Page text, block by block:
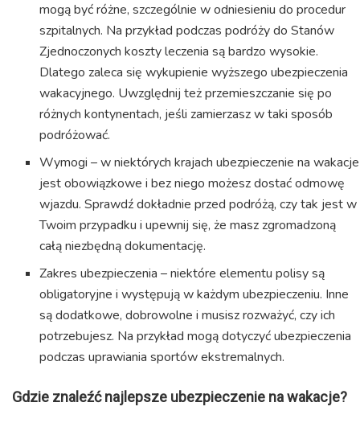
mogą być różne, szczególnie w odniesieniu do procedur
szpitalnych. Na przykład podczas podróży do Stanów
Zjednoczonych koszty leczenia są bardzo wysokie.
Dlatego zaleca się wykupienie wyższego ubezpieczenia
wakacyjnego. Uwzględnij też przemieszczanie się po
różnych kontynentach, jeśli zamierzasz w taki sposób
podróżować.
Wymogi – w niektórych krajach ubezpieczenie na wakacje
jest obowiązkowe i bez niego możesz dostać odmowę
wjazdu. Sprawdź dokładnie przed podróżą, czy tak jest w
Twoim przypadku i upewnij się, że masz zgromadzoną
całą niezbędną dokumentację.
Zakres ubezpieczenia – niektóre elementu polisy są
obligatoryjne i występują w każdym ubezpieczeniu. Inne
są dodatkowe, dobrowolne i musisz rozważyć, czy ich
potrzebujesz. Na przykład mogą dotyczyć ubezpieczenia
podczas uprawiania sportów ekstremalnych.
Gdzie znaleźć najlepsze ubezpieczenie na wakacje?